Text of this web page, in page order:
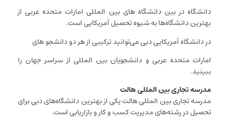
دانشگاه در بین دانشگاه های بین المللی امارات متحده عربی از
بهترین دانشگاه‌ها به شیوه تحصیل آمریکایی است.
در دانشگاه آمریکایی دبی می‌توانید ترکیبی از هر دو دانشجو های
امارات متحده عربی و دانشجویان بین المللی از سراسر جهان را
ببینید.
مدرسه تجاری بین المللی هالت
مدرسه تجاری بین المللی هالت یکی از بهترین دانشگاه‌های دبی برای
تحصیل در رشته‌های مدیریت کسب و کار و بازاریابی است.